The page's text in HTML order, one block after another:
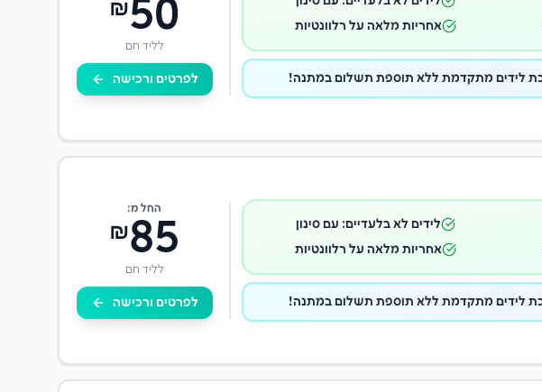
אחריות מלאה על רלוונטיות
₪50
לליד חם
לפרטים ורכישה
לידים לא בלעדיים: עם סינון
אחריות מלאה על רלוונטיות
החל מ:
₪85
לליד חם
לפרטים ורכישה